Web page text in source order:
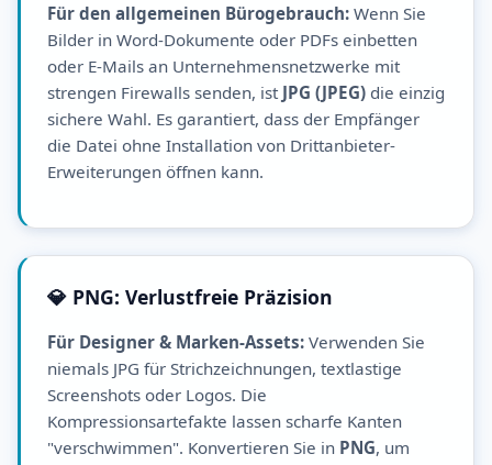
Für den allgemeinen Bürogebrauch: Wenn Sie
Bilder in Word-Dokumente oder PDFs einbetten
oder E-Mails an Unternehmensnetzwerke mit
strengen Firewalls senden, ist JPG (JPEG) die einzig
sichere Wahl. Es garantiert, dass der Empfänger
die Datei ohne Installation von Drittanbieter-
Erweiterungen öffnen kann.
💎 PNG: Verlustfreie Präzision
Für Designer & Marken-Assets: Verwenden Sie
niemals JPG für Strichzeichnungen, textlastige
Screenshots oder Logos. Die
Kompressionsartefakte lassen scharfe Kanten
"verschwimmen". Konvertieren Sie in PNG, um